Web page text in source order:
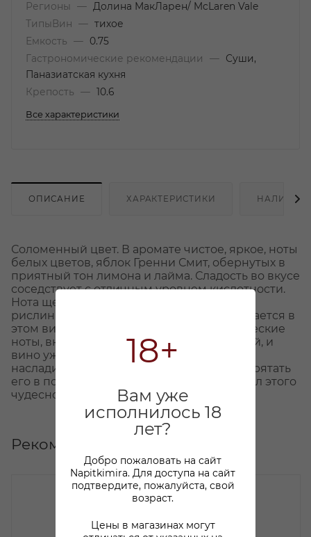
18+
Вам уже
исполнилось 18
лет?
Добро пожаловать на сайт
Napitkimira. Для доступа на сайт
подтвердите, пожалуйста, свой
возраст.
Цены в магазинах могут
Регионы
—
Долина МакЛарен/ McLaren Vale
ТипыВин
— тихое
Емкость
—
0.75
Гастрономические рекомендации
—
Суши,
Паназиатская кухня
Крепость
— 10.6
Все характеристики
ОПИСАНИЕ ХАРАКТЕРИСТИКИ НАЛИЧИЕ
Соломенный цвет. В аромате чистое, яркое, ноты
белых цветов, яблок Гренни Смит, обернутых в
приятный тон лимона и лайма. Сладость во вкусе
соседствует с отличным уровнем кислотности.
Нота щербета типична для выдержанных
рислингов из МакЛарен и прекрасно узнается в
этом вине. Никакого намека на металлические
ноты, вкус приятный и сбалансированный, и
вино уже готовое. Однако, вы можете
насладиться им здесь и сейчас или же спрятать
его в погреб, чтобы узнать весь потенциал этого
чудесного рислинга.
Рекомендуем